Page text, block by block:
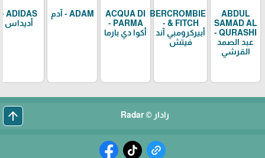
ABDUL
SAMAD AL
QURASHI -
عبد الصمد
القرشي
ABERCROMBIE
& FITCH -
أبيركرومبي آند
فيتش
ACQUA DI
PARMA -
أكوا دي بارما
ADAM - آدم
ADIDAS -
أديداس
رادار © Radar arrow_upward